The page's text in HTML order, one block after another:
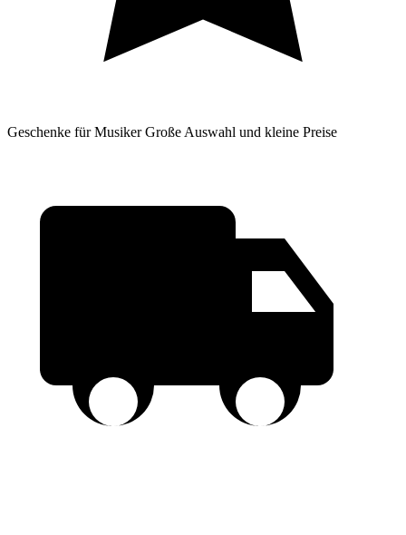
Geschenke für Musiker Große Auswahl und kleine Preise